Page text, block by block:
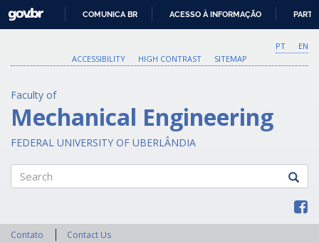
O
CONTEÚDO
GOVBR
COMUNICA BR ACESSO À INFORMAÇÃO
PT
EN
ACCESSIBILITY
HIGH CONTRAST SITEMAP
Faculty of
Mechanical Engineering
FEDERAL UNIVERSITY OF UBERLÂNDIA
Contato Contact Us